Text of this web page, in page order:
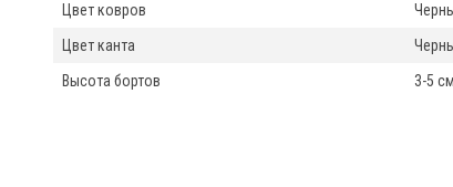
Цвет ковров
Цвет канта
Высота бортов
3-5 см